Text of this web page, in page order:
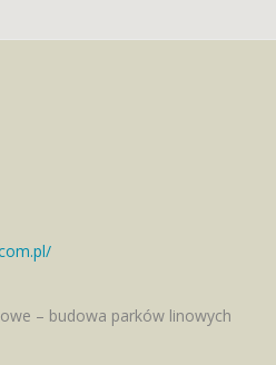
– budowa parków linowych